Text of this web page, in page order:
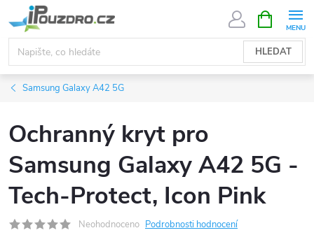
na
obsah
HLEDAT
NÁKUPNÍ
KOŠÍK
Samsung Galaxy A42 5G
Ochranný kryt pro
Samsung Galaxy A42 5G -
Tech-Protect, Icon Pink
Neohodnoceno Podrobnosti hodnocení